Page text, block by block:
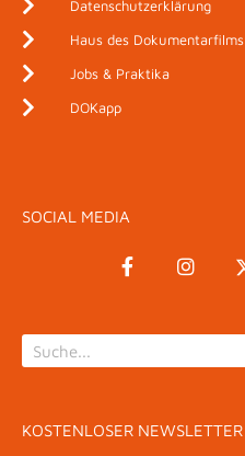
Datenschutzerklärung
Haus des Dokumentarfilms
Jobs & Praktika
DOKapp
SOCIAL MEDIA
KOSTENLOSER NEWSLETTER